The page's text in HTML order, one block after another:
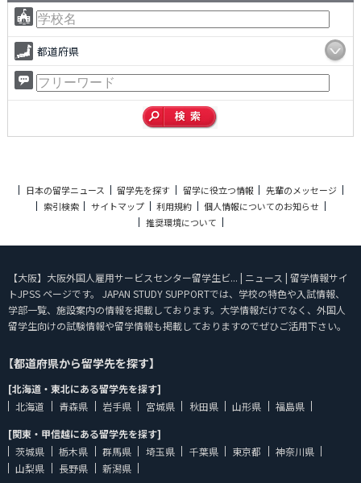
都道府県
日本の留学ニュース 留学先を探す 留学に役立つ情報
先輩のメッセージ
索引検索
サイトマップ 利用規約
個人情報についてのお知らせ
推奨環境について
【大阪】大阪外国人雇用サービスセンター留学生ビ... | ニュース | 留学情報サイ
トJPSS ページです。 JAPAN STUDY SUPPORTでは、学校の特色や入試情報、
学部一覧、施設案内の情報を掲載しております。大学情報だけでなく、外国人
留学生向けの試験情報や留学情報も掲載しておりますのでぜひご活用下さい。
【都道府県から留学先を探す】
[北海道・東北にある留学先を探す]
北海道
青森県 岩手県 宮城県 秋田県 山形県
福島県
[関東・甲信越にある留学先を探す]
茨城県
栃木県 群馬県 埼玉県 千葉県 東京都
神奈川県
山梨県
長野県
新潟県